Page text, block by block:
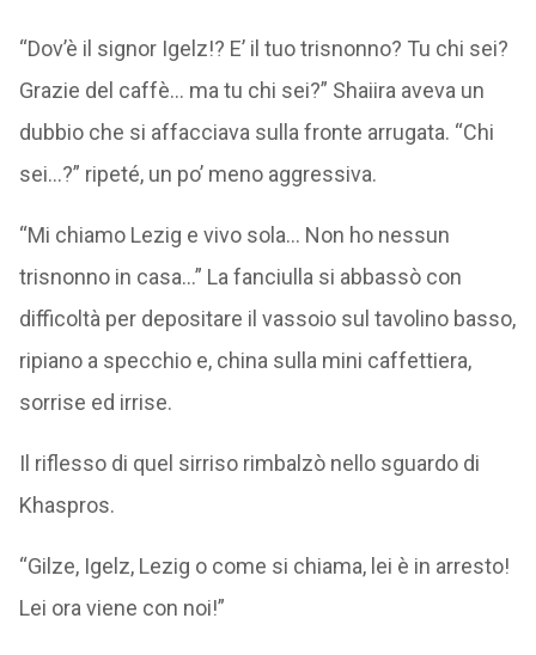
“Dov’è il signor Igelz!? E’ il tuo trisnonno? Tu chi sei?
Grazie del caffè… ma tu chi sei?” Shaiira aveva un
dubbio che si affacciava sulla fronte arrugata. “Chi
sei…?” ripeté, un po’ meno aggressiva.
“Mi chiamo Lezig e vivo sola… Non ho nessun
trisnonno in casa…” La fanciulla si abbassò con
difficoltà per depositare il vassoio sul tavolino basso,
ripiano a specchio e, china sulla mini caffettiera,
sorrise ed irrise.
Il riflesso di quel sirriso rimbalzò nello sguardo di
Khaspros.
“Gilze, Igelz, Lezig o come si chiama, lei è in arresto!
Lei ora viene con noi!”